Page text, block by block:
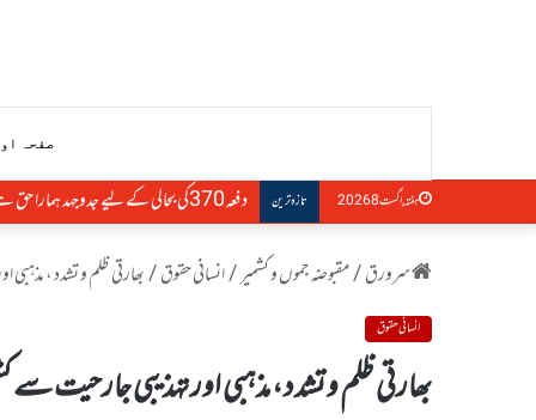
صفحہ
ہفتہ, اگست 8 2026 تازہ ترین دفعہ370کی بحالی کے لیے جدوجہد ہمارا حق ہے، التجا مفتی
سرورق/مقبوضہ جموں و کشمیر/انسانی حقوق/بھارتی ظلم و تشدد ،
انسانی حقوق
بھارتی ظلم و تشدد ، مذہبی اور تہذیبی